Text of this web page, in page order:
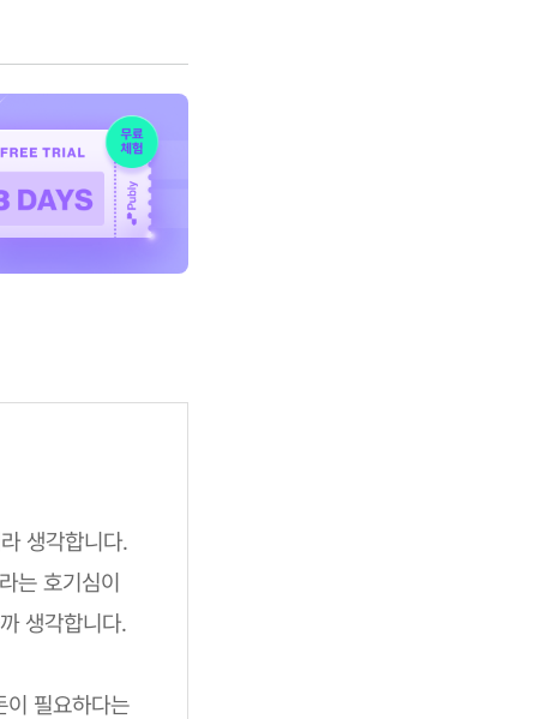
생각합니다.
는 호기심이
생각합니다.
이 필요하다는